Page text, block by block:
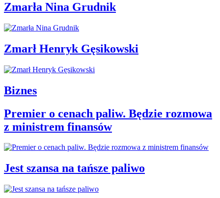
Zmarła Nina Grudnik
Zmarł Henryk Gęsikowski
Biznes
Premier o cenach paliw. Będzie rozmowa
z ministrem finansów
Jest szansa na tańsze paliwo